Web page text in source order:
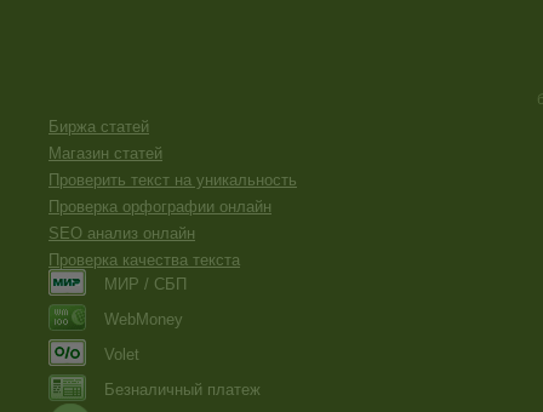
Биржа статей
Магазин статей
Проверить текст на уникальность
Проверка орфографии онлайн
SEO анализ онлайн
Проверка качества текста
МИР / СБП
WebMoney
Volet
Безналичный платеж